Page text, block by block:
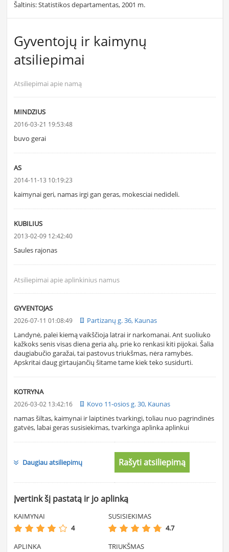
Šaltinis: Statistikos departamentas, 2001 m.
Gyventojų ir kaimynų
atsiliepimai
Atsiliepimai apie namą
MINDZIUS
2016-03-21 19:53:48
buvo gerai
AS
2014-11-13 10:19:23
kaimynai geri, namas irgi gan geras, mokesciai nedideli.
KUBILIUS
2013-02-09 12:42:40
Saules rajonas
Atsiliepimai apie aplinkinius namus
GYVENTOJAS
2026-07-11 01:08:49
Partizanų g. 36, Kaunas
Landynė, palei kiemą vaikščioja latrai ir narkomanai. Ant suoliuko
kažkoks senis visas diena geria alų, prie ko renkasi kiti pijokai. Šalia
daugiabučio garažai, tai pastovus triukšmas, nėra ramybės.
Apskritai daug girtaujančių šitame tame kiek teko susidurti.
KOTRYNA
2026-03-02 13:42:16
Kovo 11-osios g. 30, Kaunas
namas šiltas, kaimynai ir laiptinės tvarkingi, toliau nuo pagrindinės
gatvės, labai geras susisiekimas, tvarkinga aplinka aplinkui
Daugiau atsiliepimų Rašyti atsiliepimą
Įvertink šį pastatą ir jo aplinką
KAIMYNAI
4
SUSISIEKIMAS
4.7
APLINKA
TRIUKŠMAS